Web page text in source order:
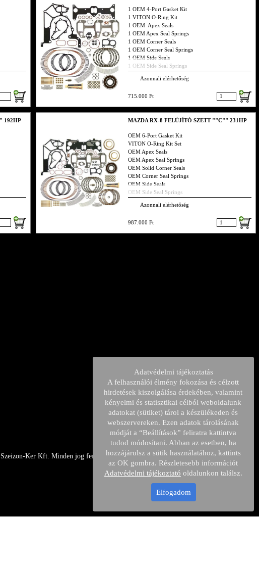
Ha valamit nem találsz hívj bátran vagy küldj emailt,
smst s visszahívlak
emailt,
1 OEM 4-Port Gasket Kit
1 VITON O-Ring Kit
1 OEM Apex Seals
1 OEM Apex Seal Springs
1 OEM Corner Seals
1 OEM Corner Seal Springs
1 OEM Side Seals
1 OEM Side Seal Springs
1 OEM Front & Rear Main Seals
Ha valamit nem találsz hívj bátran vagy küldj emailt,
smst s visszahívlak
Azonnali elérhetőség
715.000 Ft
192HP MAZDA RX-8 FELÚJÍTÓ SZETT ""C"" 231HP
OEM 6-Port Gasket Kit
VITON O-Ring Kit Set
OEM Apex Seals
OEM Apex Seal Springs
OEM Solid Corner Seals
OEM Corner Seal Springs
OEM Side Seals
OEM Side Seal Springs
OEM Cut Off Seal Springs
OEM Oil Ring Springs
OEM Front & Rear Main Seals
Azonnali elérhetőség
987.000 Ft
Ker Kft. Minden jog fenntartava.
Adatvédelmi tájékoztatás
A felhasználói élmény fokozása és célzott
hirdetések kiszolgálása érdekében, valamint
kényelmi és statisztikai célból weboldalunk
adatokat (sütiket) tárol a készülékeden és
webszervereken. Ezen adatok tárolásának
módját a “Beállítások” feliratra kattintva
tudod módosítani. Abban az esetben, ha
hozzájárulsz a sütik használatához, kattints
az OK gombra. Részletesebb információt
Adatvédelmi tájékoztató oldalunkon találsz.
Elfogadom